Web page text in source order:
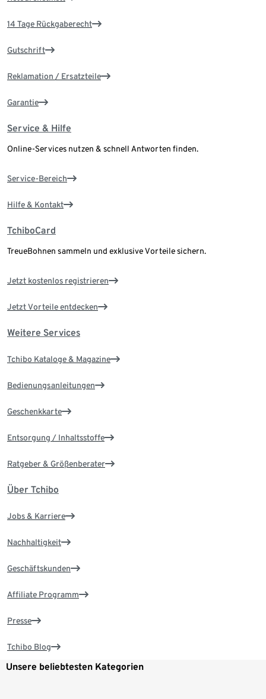
14 Tage Rückgaberecht
Gutschrift
Reklamation / Ersatzteile
Garantie
Service & Hilfe
Online-Services nutzen & schnell Antworten finden.
Service-Bereich
Hilfe & Kontakt
TchiboCard
TreueBohnen sammeln und exklusive Vorteile sichern.
Jetzt kostenlos registrieren
Jetzt Vorteile entdecken
Weitere Services
Tchibo Kataloge & Magazine
Bedienungsanleitungen
Geschenkkarte
Entsorgung / Inhaltsstoffe
Ratgeber & Größenberater
Über Tchibo
Jobs & Karriere
Nachhaltigkeit
Geschäftskunden
Affiliate Programm
Presse
Tchibo Blog
Unsere beliebtesten Kategorien